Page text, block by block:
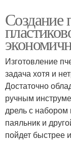
Создание
Изготовление
задача хотя и
Достаточно
ручным
дрель с набором
паяльник и
пойдет быстрее